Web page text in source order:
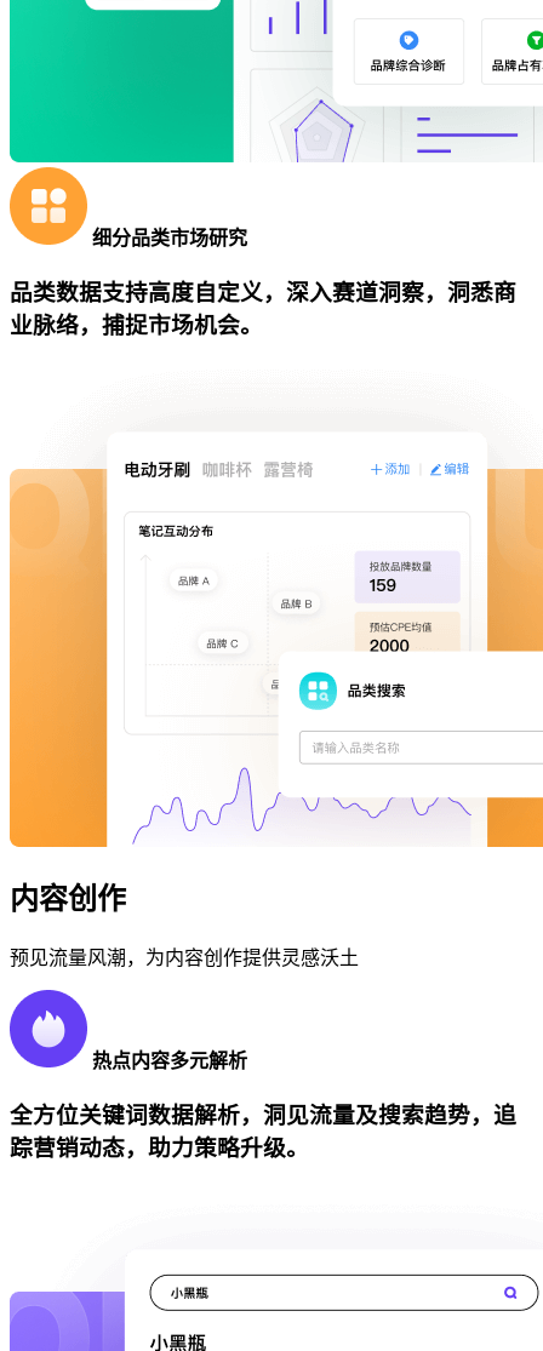
细分品类市场研究
品类数据支持高度自定义，深入赛道洞察，洞悉商
业脉络，捕捉市场机会。
内容创作
预见流量风潮，为内容创作提供灵感沃土
热点内容多元解析
全方位关键词数据解析，洞见流量及搜索趋势，追
踪营销动态，助力策略升级。